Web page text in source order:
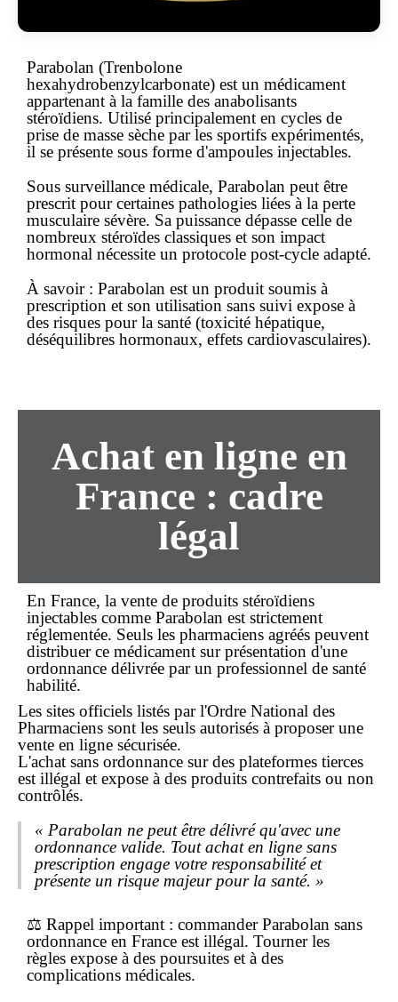
Parabolan (Trenbolone
hexahydrobenzylcarbonate) est un médicament
appartenant à la famille des anabolisants
stéroïdiens. Utilisé principalement en cycles de
prise de masse sèche par les sportifs expérimentés,
il se présente sous forme d'ampoules injectables.
Sous surveillance médicale, Parabolan peut être
prescrit pour certaines pathologies liées à la perte
musculaire sévère. Sa puissance dépasse celle de
nombreux stéroïdes classiques et son impact
hormonal nécessite un protocole post-cycle adapté.
À savoir : Parabolan est un produit soumis à
prescription et son utilisation sans suivi expose à
des risques pour la santé (toxicité hépatique,
déséquilibres hormonaux, effets cardiovasculaires).
Achat en ligne en
France : cadre
légal
En France, la vente de produits stéroïdiens
injectables comme Parabolan est strictement
réglementée. Seuls les pharmaciens agréés peuvent
distribuer ce médicament sur présentation d'une
ordonnance délivrée par un professionnel de santé
habilité.
Les sites officiels listés par l'Ordre National des
Pharmaciens sont les seuls autorisés à proposer une
vente en ligne sécurisée.
L'achat sans ordonnance sur des plateformes tierces
est illégal et expose à des produits contrefaits ou non
contrôlés.
« Parabolan ne peut être délivré qu'avec une
ordonnance valide. Tout achat en ligne sans
prescription engage votre responsabilité et
présente un risque majeur pour la santé. »
⚖️ Rappel important : commander Parabolan sans
ordonnance en France est illégal. Tourner les
règles expose à des poursuites et à des
complications médicales.